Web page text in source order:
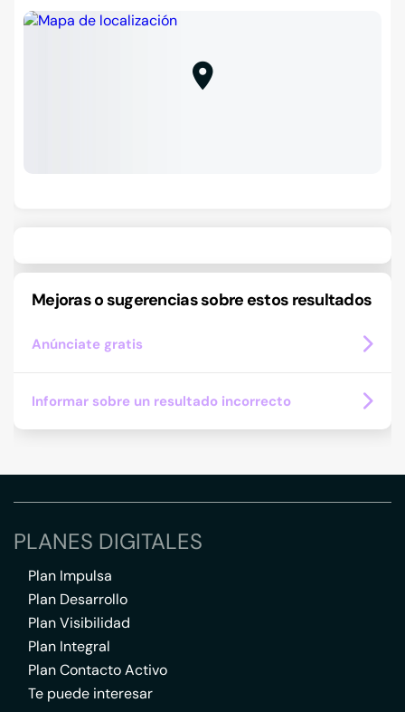
Mejoras o sugerencias sobre estos resultados
Anúnciate gratis
Informar sobre un resultado incorrecto
PLANES DIGITALES
Plan Impulsa
Plan Desarrollo
Plan Visibilidad
Plan Integral
Plan Contacto Activo
Te puede interesar